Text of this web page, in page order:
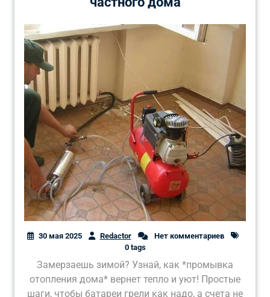
30 мая 2025 Redactor
Нет комментариев
0 tags
Замерзаешь зимой? Узнай, как *промывка
отопления дома* вернет тепло и уют! Простые
шаги, чтобы батареи грели как надо, а счета не